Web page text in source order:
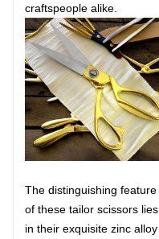
craftspeople alike.
The distinguishing feature
of these tailor scissors lies
in their exquisite zinc alloy